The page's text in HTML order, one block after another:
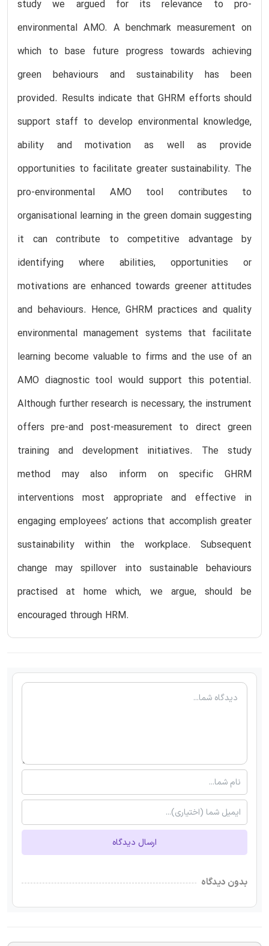
study we argued for its relevance to pro-
environmental AMO. A benchmark measurement on
which to base future progress towards achieving
green behaviours and sustainability has been
provided. Results indicate that GHRM efforts should
support staff to develop environmental knowledge,
ability and motivation as well as provide
opportunities to facilitate greater sustainability. The
pro-environmental AMO tool contributes to
organisational learning in the green domain suggesting
it can contribute to competitive advantage by
identifying where abilities, opportunities or
motivations are enhanced towards greener attitudes
and behaviours. Hence, GHRM practices and quality
environmental management systems that facilitate
learning become valuable to firms and the use of an
AMO diagnostic tool would support this potential.
Although further research is necessary, the instrument
offers pre-and post-measurement to direct green
training and development initiatives. The study
method may also inform on specific GHRM
interventions most appropriate and effective in
engaging employees’ actions that accomplish greater
sustainability within the workplace. Subsequent
change may spillover into sustainable behaviours
practised at home which, we argue, should be
encouraged through HRM.
ارسال دیدگاه
بدون دیدگاه